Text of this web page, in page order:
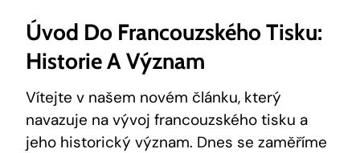
Úvod Do Francouzského Tisku:
Historie A Význam
Vítejte v našem novém článku, který
navazuje na vývoj francouzského tisku a
jeho historický význam. Dnes se zaměříme